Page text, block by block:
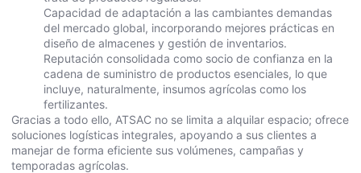
Capacidad de adaptación a las cambiantes demandas
del mercado global, incorporando mejores prácticas en
diseño de almacenes y gestión de inventarios.
Reputación consolidada como socio de confianza en la
cadena de suministro de productos esenciales, lo que
incluye, naturalmente, insumos agrícolas como los
fertilizantes.
Gracias a todo ello, ATSAC no se limita a alquilar espacio; ofrece
soluciones logísticas integrales, apoyando a sus clientes a
manejar de forma eficiente sus volúmenes, campañas y
temporadas agrícolas.